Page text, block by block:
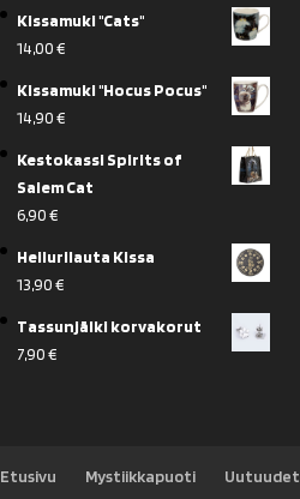
Kissamuki "Cats"
14,00€
Kissamuki "Hocus Pocus"
14,90€
Kestokassi Spirits of
Salem Cat
6,90€
Heilurilauta Kissa
13,90€
Tassunjälki korvakorut
7,90€
Etusivu Mystiikkapuoti Uutuudet